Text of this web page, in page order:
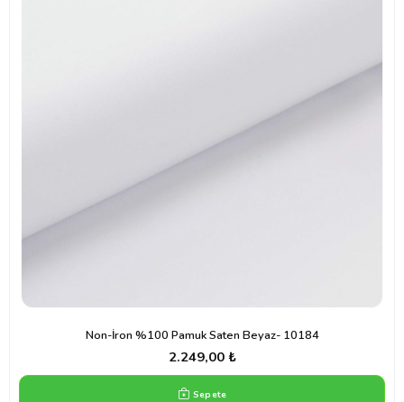
Non-İron %100 Pamuk Saten Beyaz- 10184
2.249,00 ₺
Sepete